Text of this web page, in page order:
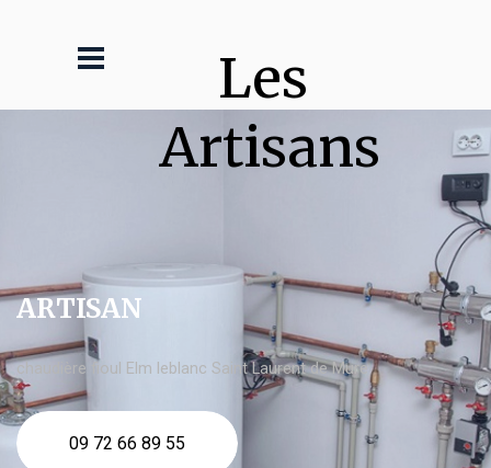
Les
Artisans
ARTISAN
chaudière fioul Elm leblanc Saint Laurent de Mure
09 72 66 89 55